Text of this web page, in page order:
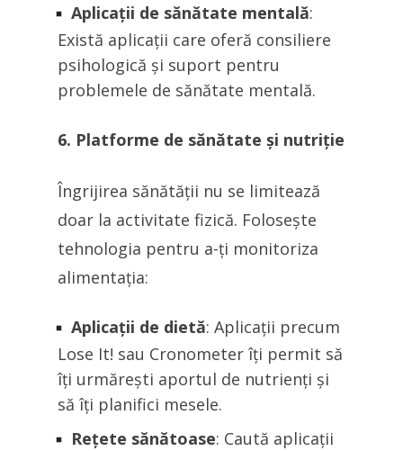
Aplicații de sănătate mentală:
Există aplicații care oferă consiliere
psihologică și suport pentru
problemele de sănătate mentală.
6. Platforme de sănătate și nutriție
Îngrijirea sănătății nu se limitează
doar la activitate fizică. Folosește
tehnologia pentru a-ți monitoriza
alimentația:
Aplicații de dietă: Aplicații precum
Lose It! sau Cronometer îți permit să
îți urmărești aportul de nutrienți și
să îți planifici mesele.
Rețete sănătoase: Caută aplicații